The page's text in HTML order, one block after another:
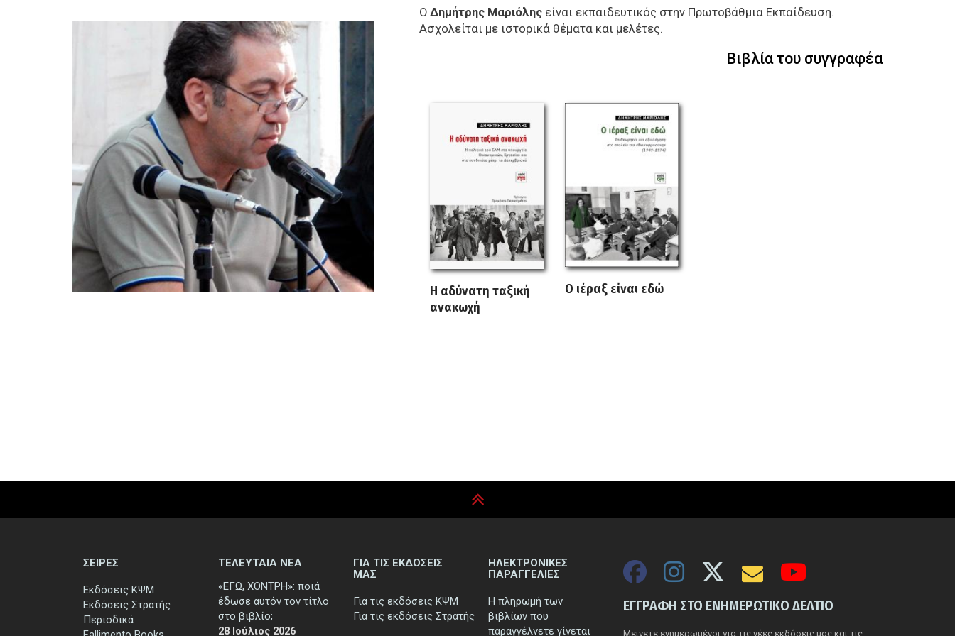
Ο Δημήτρης Μαριόλης είναι εκπαιδευτικός στην Πρωτοβάθμια Εκπαίδευση.
Ασχολείται με ιστορικά θέματα και μελέτες.
Βιβλία του συγγραφέα
Η αδύνατη ταξική
ανακωχή
Ο ιέραξ είναι εδώ
ΣΕΙΡΕΣ
Εκδόσεις ΚΨΜ
Εκδόσεις Στρατής
Περιοδικά
ΤΕΛΕΥΤΑΙΑ ΝΕΑ
«ΕΓΩ, ΧΟΝΤΡΗ»: ποιά
έδωσε αυτόν τον τίτλο
στο βιβλίο;
28 Ιούλιος 2026
ΓΙΑ ΤΙΣ ΕΚΔΟΣΕΙΣ
ΜΑΣ
Για τις εκδόσεις ΚΨΜ
Για τις εκδόσεις Στρατής
ΗΛΕΚΤΡΟΝΙΚΕΣ
ΠΑΡΑΓΓΕΛΙΕΣ
Η πληρωμή των
βιβλίων που
παραγγέλνετε γίνεται
ΕΓΓΡΑΦΗ ΣΤΟ ΕΝΗΜΕΡΩΤΙΚΟ ΔΕΛΤΙΟ
Μείνετε ενημερωμένοι για τις νέες εκδόσεις μας και τις